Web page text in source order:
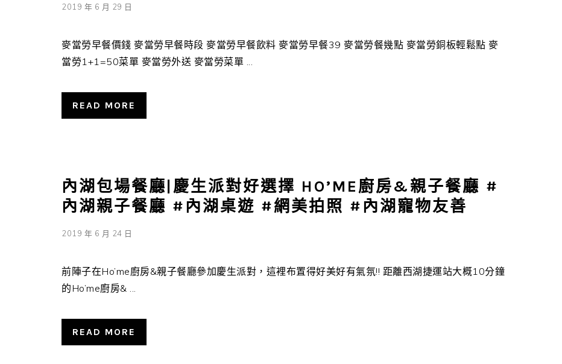
2019 年 6 月 29 日
麥當勞早餐價錢 麥當勞早餐時段 麥當勞早餐飲料 麥當勞早餐39 麥當勞餐幾點 麥當勞銅板輕鬆點 麥
當勞1+1=50菜單 麥當勞外送 麥當勞菜單 ...
READ MORE
內湖包場餐廳|慶生派對好選擇 HO’ME廚房&親子餐廳 #
內湖親子餐廳 #內湖桌遊 #網美拍照 #內湖寵物友善
2019 年 6 月 24 日
前陣子在Ho’me廚房&親子餐廳參加慶生派對，這裡布置得好美好有氣氛!! 距離西湖捷運站大概10分鐘
的Ho’me廚房& ...
READ MORE